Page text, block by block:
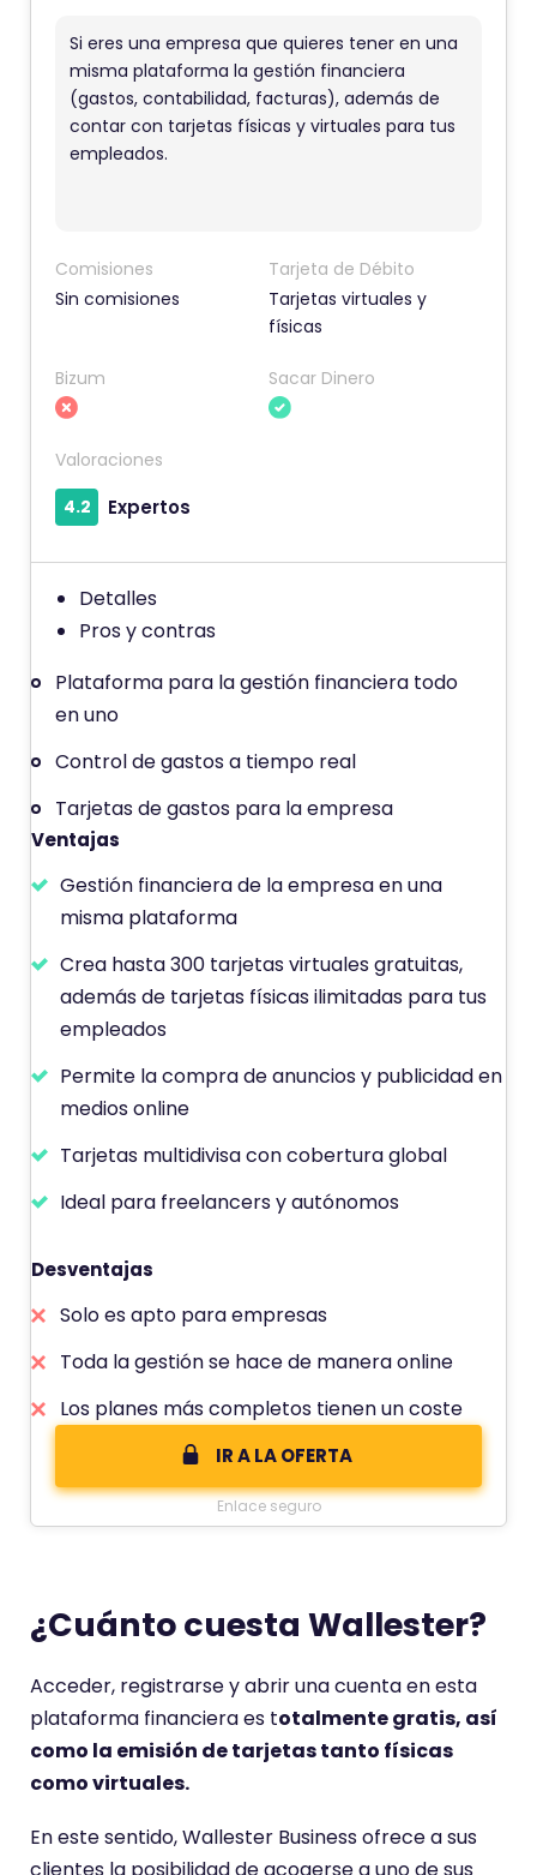
o
m
e
n
t
i
o
e
a
p
u
t
a
i
n
d
Si eres una empresa que quieres tener en una
misma plataforma la gestión financiera
(gastos, contabilidad, facturas), además de
contar con tarjetas físicas y virtuales para tus
empleados.
Comisiones
Sin comisiones
Tarjeta de Débito
Tarjetas virtuales y
físicas
Bizum Sacar Dinero
Valoraciones
4.2
Expertos
Detalles
Pros y contras
Plataforma para la gestión financiera todo
en uno
Control de gastos a tiempo real
Tarjetas de gastos para la empresa
Ventajas
Gestión financiera de la empresa en una
misma plataforma
Crea hasta 300 tarjetas virtuales gratuitas,
además de tarjetas físicas ilimitadas para tus
empleados
Permite la compra de anuncios y publicidad en
medios online
Tarjetas multidivisa con cobertura global
Ideal para freelancers y autónomos
Desventajas
Solo es apto para empresas
Toda la gestión se hace de manera online
Los planes más completos tienen un coste
IR A LA OFERTA
Enlace seguro
¿Cuánto cuesta Wallester?
Acceder, registrarse y abrir una cuenta en esta
plataforma financiera es totalmente gratis, así
como la emisión de tarjetas tanto físicas
como virtuales.
En este sentido, Wallester Business ofrece a sus